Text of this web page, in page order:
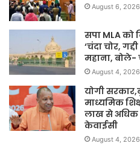
August 6, 2026
सपा MLA को
‘चंदा चोर,
महाना, बोले-
August 4, 2026
योगी
माध्यमिक
लाख से अधिक
केवाईसी
August 4, 2026